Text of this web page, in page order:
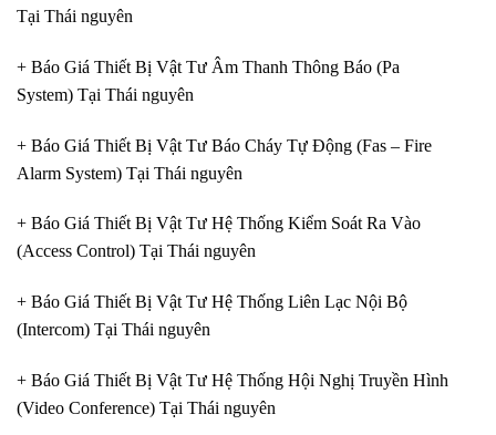
Tại Thái nguyên
+ Báo Giá Thiết Bị Vật Tư Âm Thanh Thông Báo (Pa
System) Tại Thái nguyên
+ Báo Giá Thiết Bị Vật Tư Báo Cháy Tự Động (Fas – Fire
Alarm System) Tại Thái nguyên
+ Báo Giá Thiết Bị Vật Tư Hệ Thống Kiểm Soát Ra Vào
(Access Control) Tại Thái nguyên
+ Báo Giá Thiết Bị Vật Tư Hệ Thống Liên Lạc Nội Bộ
(Intercom) Tại Thái nguyên
+ Báo Giá Thiết Bị Vật Tư Hệ Thống Hội Nghị Truyền Hình
(Video Conference) Tại Thái nguyên